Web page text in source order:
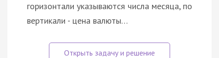
горизонтали указываются числа месяца, по
вертикали - цена валюты…